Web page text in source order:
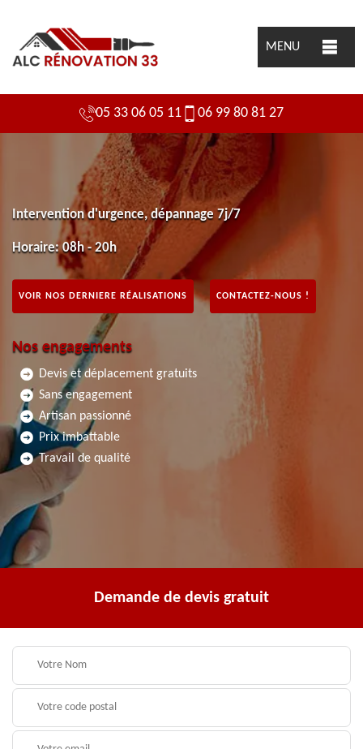
MENU
05 33 06 05 11 06 99 80 81 27
Intervention d'urgence, dépannage 7j/7
Horaire: 08h - 20h
VOIR NOS DERNIERE RÉALISATIONS CONTACTEZ-NOUS !
Nos engagements
Devis et déplacement gratuits
Sans engagement
Artisan passionné
Prix imbattable
Travail de qualité
Demande de devis gratuit